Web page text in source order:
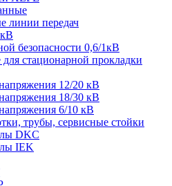
линии передач
безопасности 0,6/1кВ
стационарной прокладки
12/20 кВ
18/30 кВ
6/10 кВ
трубы, сервисные стойки
DKC
IEK